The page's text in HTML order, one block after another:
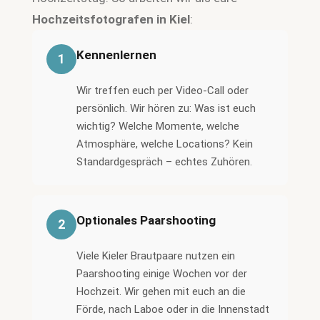
Hochzeitsfotografen in Kiel:
1 Kennenlernen
Wir treffen euch per Video-Call oder
persönlich. Wir hören zu: Was ist euch
wichtig? Welche Momente, welche
Atmosphäre, welche Locations? Kein
Standardgespräch – echtes Zuhören.
2 Optionales Paarshooting
Viele Kieler Brautpaare nutzen ein
Paarshooting einige Wochen vor der
Hochzeit. Wir gehen mit euch an die
Förde, nach Laboe oder in die Innenstadt